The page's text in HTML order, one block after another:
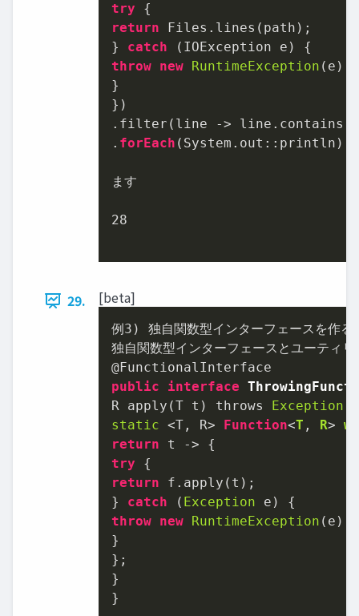
try
return Files.lines(path);
} catch
throw new RuntimeException (e);
}
})
.filter(line ->
. forEach (System.out::println);
ます
28
29. [beta]
例 3 ) 独自関数型インターフェースを作る
独自関数型インターフェースとユーティ
public
interface
R apply(T t) throws
Exception
static <T, R> Function<T , R>
return
try
return f.apply(t);
} catch ( Exception
throw new RuntimeException (e);
}
};
}
}